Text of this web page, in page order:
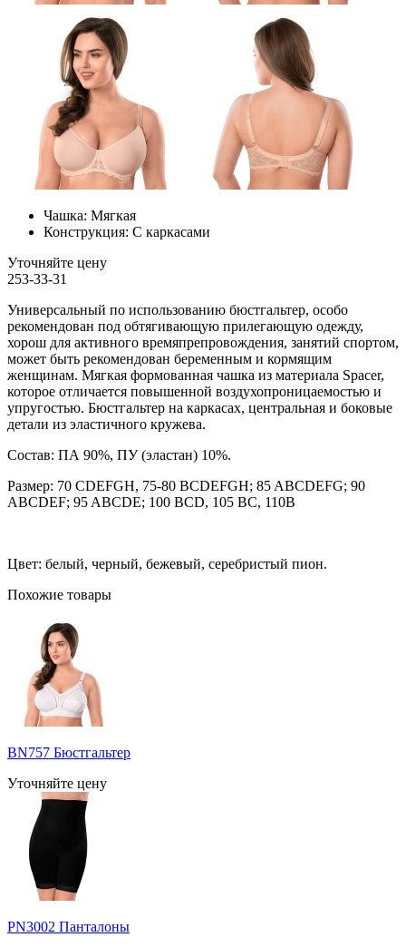
Чашка: Мягкая
Конструкция: С каркасами
Уточняйте цену
253-33-31
Универсальный по использованию бюстгальтер, особо
рекомендован под обтягивающую прилегающую одежду,
хорош для активного времяпрепровождения, занятий спортом,
может быть рекомендован беременным и кормящим
женщинам. Мягкая формованная чашка из материала Spacer,
которое отличается повышенной воздухопроницаемостью и
упругостью. Бюстгальтер на каркасах, центральная и боковые
детали из эластичного кружева.
Состав: ПА 90%, ПУ (эластан) 10%.
Размер: 70 CDEFGH, 75-80 BCDEFGH; 85 ABCDEFG; 90
ABCDEF; 95 ABCDE; 100 BCD, 105 BC, 110B
Цвет: белый, черный, бежевый, серебристый пион.
Похожие товары
BN757 Бюстгальтер
Уточняйте цену
PN3002 Панталоны